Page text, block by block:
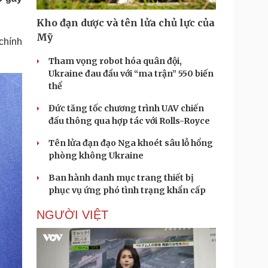
Doanh nghiệp 24h
Doanh nhân
Vì cộng đồng
Tin Công nghệ
Trải nghiệm
Tư vấn
Săn Tour
check-in
Podcast
Câu chuyện thời sự
Cửa sổ tình yêu
Kể chuyện cho bé
Kho đạn dược và tên lửa chủ lực của
Mỹ
Tham vọng robot hóa quân đội,
Ukraine đau đầu với “ma trận” 550 biến
thể
Đức tăng tốc chương trình UAV chiến
đấu thông qua hợp tác với Rolls-Royce
Tên lửa đạn đạo Nga khoét sâu lỗ hổng
phòng không Ukraine
Ban hành danh mục trang thiết bị
phục vụ ứng phó tình trạng khẩn cấp
NGƯỜI VIỆT